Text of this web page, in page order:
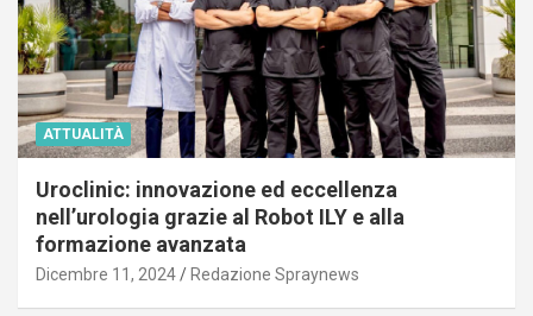
ATTUALITÀ
Uroclinic: innovazione ed eccellenza
nell’urologia grazie al Robot ILY e alla
formazione avanzata
Dicembre 11, 2024 Redazione Spraynews